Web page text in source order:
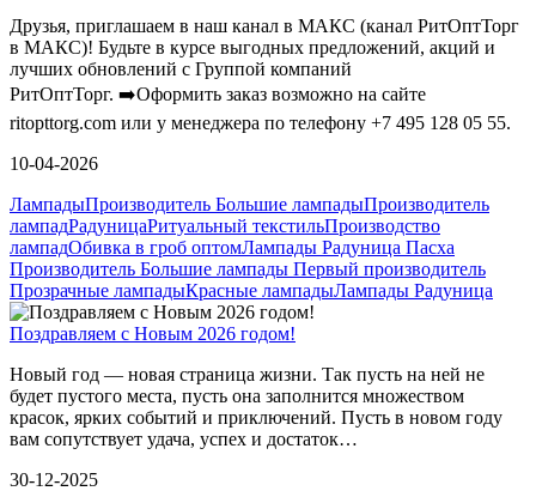
Друзья, приглашаем в наш канал в МАКС (канал РитОптТорг
в МАКС)! Будьте в курсе выгодных предложений, акций и
лучших обновлений с Группой компаний
РитОптТорг. ➡️Оформить заказ возможно на сайте
ritopttorg.com или у менеджера по телефону +7 495 128 05 55.
10-04-2026
ЛампадыПроизводитель Большие лампадыПроизводитель
лампадРадуницаРитуальный текстильПроизводство
лампадОбивка в гроб оптомЛампады Радуница Пасха
Производитель Большие лампады Первый производитель
Прозрачные лампадыКрасные лампадыЛампады Радуница
Поздравляем с Новым 2026 годом!
Новый год — новая страница жизни. Так пусть на ней не
будет пустого места, пусть она заполнится множеством
красок, ярких событий и приключений. Пусть в новом году
вам сопутствует удача, успех и достаток…
30-12-2025